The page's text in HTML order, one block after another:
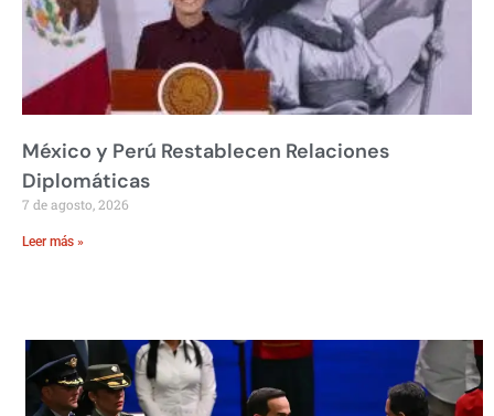
México y Perú Restablecen Relaciones
Diplomáticas
7 de agosto, 2026
Leer más »